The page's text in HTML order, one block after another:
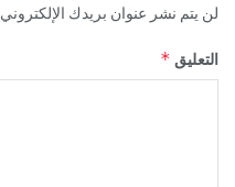
لن يتم نشر عنوان بريدك الإلكتروني.
التعليق *